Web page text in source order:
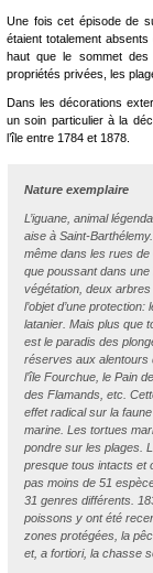
Une fois cet épisode de
étaient totalement
haut que le sommet des
propriétés privées, les
Dans les décorations
un soin particulier à la
l’île entre 1784 et 1878.
Nature exemplaire
L’iguane, animal
aise à Saint-
même dans les rues
que poussant dans
végétation, deux
l’objet d’une protection:
latanier. Mais plus que
est le paradis des
réserves aux alentours
l’île Fourchue, le Pain
des Flamands, etc.
effet radical sur la
marine. Les tortues
pondre sur les plages.
presque tous intacts et
pas moins de 51
31 genres différents.
poissons y ont été
zones protégées, la
et, a fortiori, la chasse